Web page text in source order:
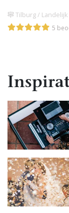
Tilburg / Landelijk
5